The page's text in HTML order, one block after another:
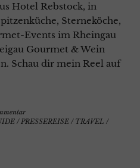
Hotel Rebstock, in
Sterneköche,
Events im Rheingau
Gourmet & Wein
Schau dir mein Reel auf
/PRESSEREISE / TRAVEL /